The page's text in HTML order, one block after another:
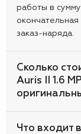
работы в
заказ-наряда.
Сколько
Auris II 1.6
Что входит